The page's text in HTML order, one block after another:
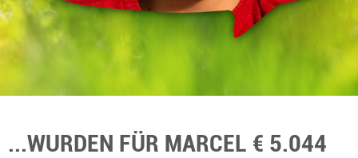
...WURDEN FÜR MARCEL € 5.044